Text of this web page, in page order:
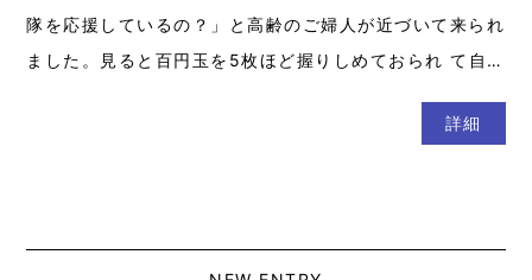
隊を応援しているの？」と高齢のご婦人が近づいて来られ
ました。見ると百円玉を5枚ほど握りしめておられ て自…
詳細